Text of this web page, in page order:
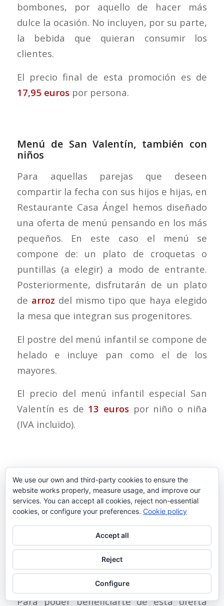
bombones, por aquello de hacer más
dulce la ocasión. No incluyen, por su parte,
la bebida que quieran consumir los
clientes.
El precio final de esta promoción es de
17,95 eurospor persona.
Menú de San Valentín, también con
niños
Para aquellas parejas que deseen
compartir la fecha con sus hijos e hijas, en
Restaurante Casa Ángel hemos diseñado
una oferta de menú pensando en los más
pequeños. En este caso el menú se
compone de: un plato de croquetas o
puntillas (a elegir) a modo de entrante.
Posteriormente, disfrutarán de un plato
de arroz del mismo tipo que haya elegido
la mesa que integran sus progenitores.
El postre del menú infantil se compone de
helado e incluye pan como el de los
mayores.
El precio del menú infantil especial San
Valentín es de 13 euros por niño o niña
(IVA incluido).
Cómo hacer reservas menú San
Valentín
Para que puedan beneficiarse de esta
oferta todas aquellas personas que así lo
deseen la propuesta estará disponible los
días9,10, 16 y 17de Febrero.
Para poder beneficiarte de esta oferta
We use our own and third-party cookies to ensure the
website works properly, measure usage, and improve our
services. You can accept all cookies, reject non-essential
cookies, or configure your preferences. Cookie policy
Accept all
Reject
Configure